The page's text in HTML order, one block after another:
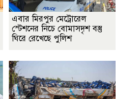
এবার মিরপুর মেট্রোরেল
স্টেশনের নিচে বোমাসদৃশ বস্তু
ঘিরে রেখেছে পুলিশ